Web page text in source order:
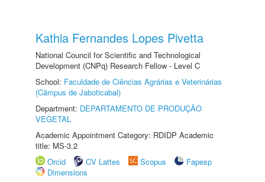
Kathia Fernandes Lopes Pivetta
National Council for Scientific and Technological
Development (CNPq) Research Fellow - Level C
School: Faculdade de Ciências Agrárias e Veterinárias
(Câmpus de Jaboticabal)
Department: DEPARTAMENTO DE PRODUÇÃO
VEGETAL
Academic Appointment Category: RDIDP Academic
title: MS-3.2
Orcid
CV Lattes Scopus
Fapesp
Dimensions